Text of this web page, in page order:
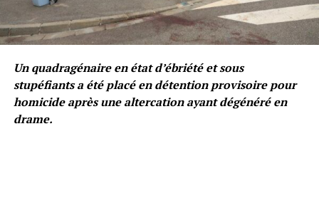
Un quadragénaire en état d’ébriété et sous
stupéfiants a été placé en détention provisoire pour
homicide après une altercation ayant dégénéré en
drame.